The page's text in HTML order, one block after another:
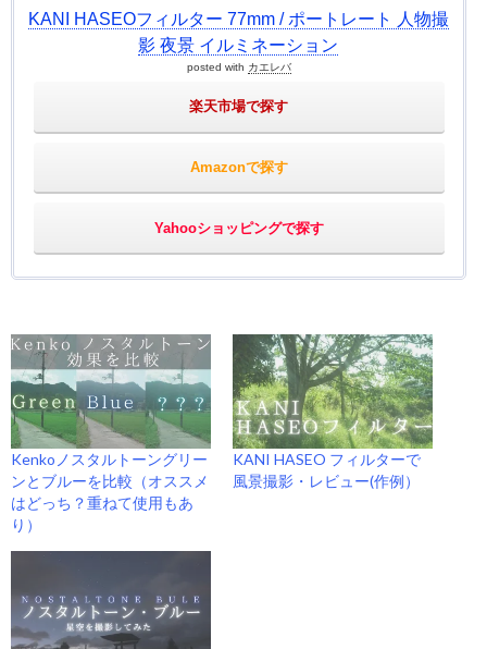
KANI HASEOフィルター 77mm / ポートレート 人物撮
影 夜景 イルミネーション
posted with カエレバ
楽天市場で探す
Amazonで探す
Yahooショッピングで探す
Kenkoノスタルトーングリー
ンとブルーを比較（オススメ
はどっち？重ねて使用もあ
り）
KANI HASEO フィルターで
風景撮影・レビュー(作例）